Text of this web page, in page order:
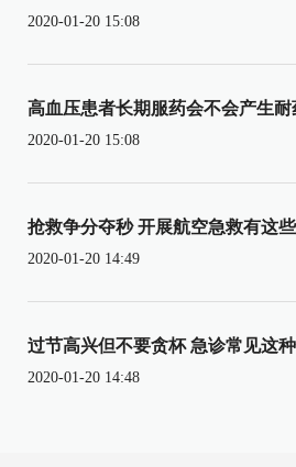
2020-01-20 15:08
高血压患者长期服药会不会产生耐
2020-01-20 15:08
抢救争分夺秒 开展航空急救有这
2020-01-20 14:49
过节高兴但不要贪杯 急诊常见这
2020-01-20 14:48